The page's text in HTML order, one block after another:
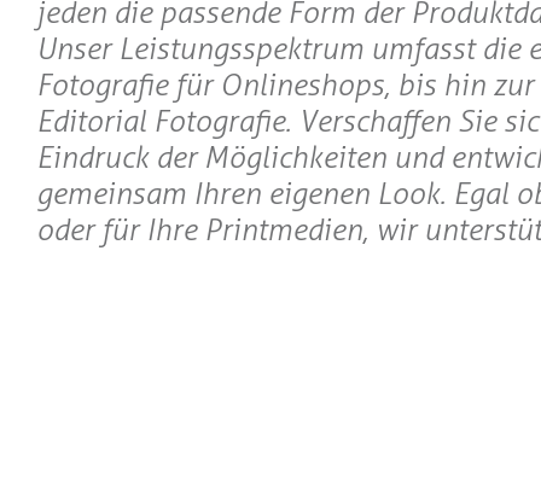
jeden die passende Form der
Unser Leistungsspektrum umfasst die
Fotografie für Onlineshops, bis hin
Editorial Fotografie. Verschaffen Sie
Eindruck der Möglichkeiten und
gemeinsam Ihren eigenen Look. Egal
oder für Ihre Printmedien, wir